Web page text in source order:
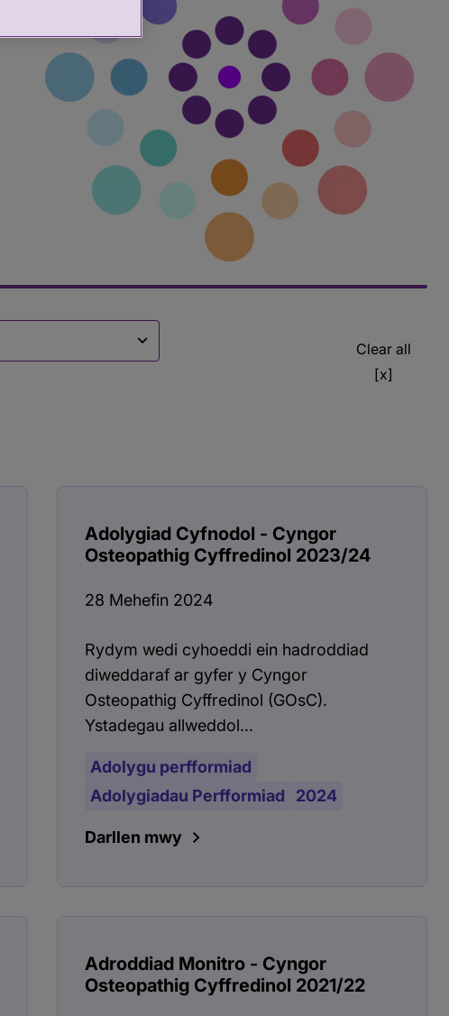
Clear all
[x]
Adolygiad Cyfnodol - Cyngor
Osteopathig Cyffredinol 2023/24
28 Mehefin 2024
Rydym wedi cyhoeddi ein hadroddiad
diweddaraf ar gyfer y Cyngor
Osteopathig Cyffredinol (GOsC).
Ystadegau allweddol...
Adolygu perfformiad
Adolygiadau Perfformiad
2024
Darllen mwy
Adroddiad Monitro - Cyngor
Osteopathig Cyffredinol 2021/22